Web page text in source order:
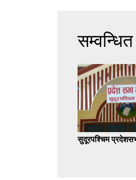
सुदूरपश्चिम